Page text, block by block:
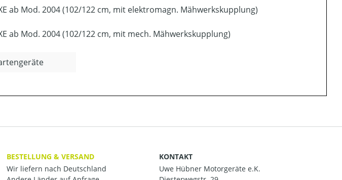
ab Mod. 2004 (102/122 cm, mit elektromagn. Mähwerkskupplung)
ab Mod. 2004 (102/122 cm, mit mech. Mähwerkskupplung)
BESTELLUNG & VERSAND
Wir liefern nach Deutschland
KONTAKT
Uwe Hübner Motorgeräte e.K.